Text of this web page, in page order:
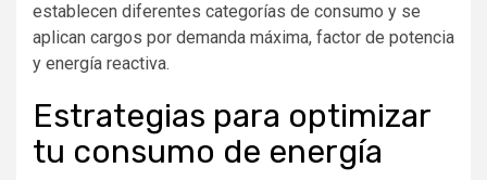
establecen diferentes categorías de consumo y se
aplican cargos por demanda máxima, factor de potencia
y energía reactiva.
Estrategias para optimizar
tu consumo de energía